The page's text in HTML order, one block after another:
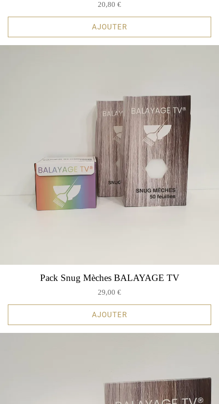
20,80 €
AJOUTER
Pack Snug Mèches BALAYAGE TV
29,00 €
AJOUTER